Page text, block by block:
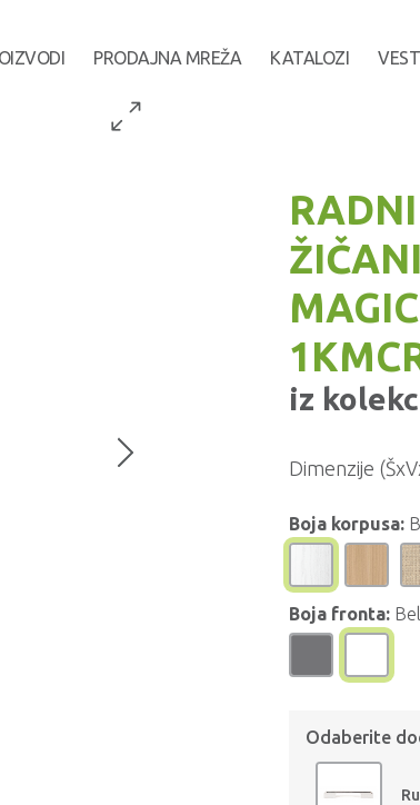
PRODAJNA MREŽA KATALOZI
iz
Dimenzije
Boja korpusa:
Boja fronta:
Odaberite